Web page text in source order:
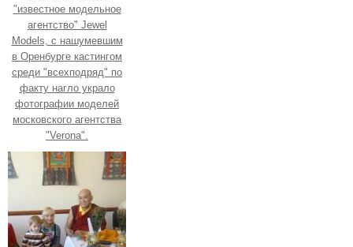
"известное модельное
агентство" Jewel
Models, с нашумевшим
в Оренбурге кастингом
среди "всехподряд" по
факту нагло украло
фотографии моделей
московского агентства
"Verona".